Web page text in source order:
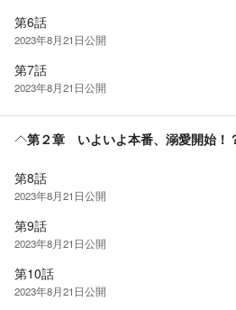
第6話
2023年8月21日公開
第7話
2023年8月21日公開
第２章 いよいよ本番、溺愛開始！
第8話
2023年8月21日公開
第9話
2023年8月21日公開
第10話
2023年8月21日公開